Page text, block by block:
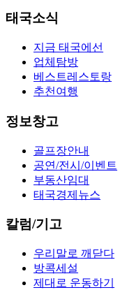
태국소식
지금 태국에선
업체탐방
베스트레스토랑
추천여행
정보창고
골프장안내
공연/전시/이벤트
부동산임대
태국경제뉴스
칼럼/기고
우리말로 깨닫다
방콕세설
제대로 운동하기